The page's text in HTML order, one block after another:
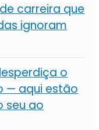
carreira que
ignoram
o
— aqui estão
seu ao